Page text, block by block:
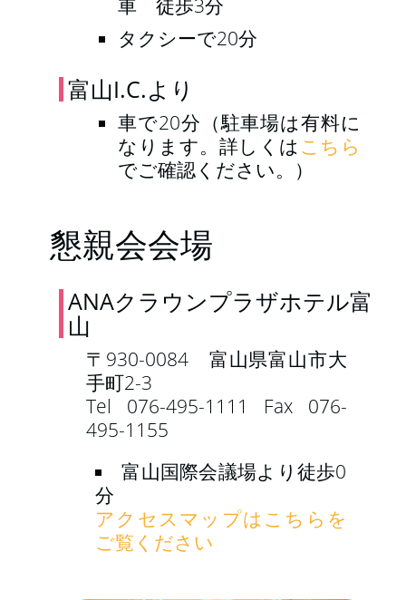
車 徒歩3分
タクシーで20分
富山I.C.より
車で20分（駐車場は有料に
なります。詳しくはこちら
でご確認ください。）
懇親会会場
ANAクラウンプラザホテル富
山
〒930-0084 富山県富山市大
手町2-3
Tel 076-495-1111 Fax 076-
495-1155
富山国際会議場より徒歩0
分
アクセスマップはこちらを
ご覧ください